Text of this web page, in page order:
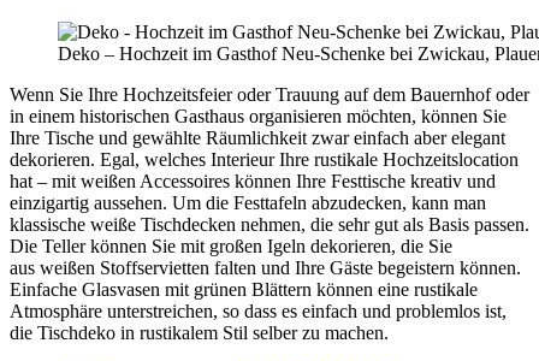
Deko – Hochzeit im Gasthof Neu-Schenke bei Zwickau,
Wenn Sie Ihre Hochzeitsfeier oder Trauung auf dem Bauernhof oder
in einem historischen Gasthaus organisieren möchten, können Sie
Ihre Tische und gewählte Räumlichkeit zwar einfach aber elegant
dekorieren. Egal, welches Interieur Ihre rustikale Hochzeitslocation
hat – mit weißen Accessoires können Ihre Festtische kreativ und
einzigartig aussehen. Um die Festtafeln abzudecken, kann man
klassische weiße Tischdecken nehmen, die sehr gut als Basis passen.
Die Teller können Sie mit großen Igeln dekorieren, die Sie
aus weißen Stoffservietten falten und Ihre Gäste begeistern können.
Einfache Glasvasen mit grünen Blättern können eine rustikale
Atmosphäre unterstreichen, so dass es einfach und problemlos ist,
die Tischdeko in rustikalem Stil selber zu machen.